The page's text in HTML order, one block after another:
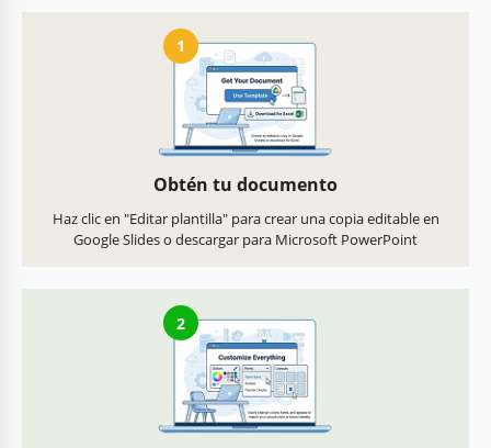
1
Obtén tu documento
Haz clic en "Editar plantilla" para crear una copia editable en
Google Slides o descargar para Microsoft PowerPoint
2